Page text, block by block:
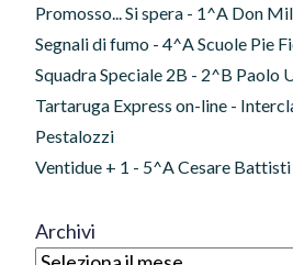
Promosso... Si spera - 1^A Don
Segnali di fumo - 4^A Scuole Pie
Squadra Speciale 2B - 2^B Paolo
Tartaruga Express on-line -
Pestalozzi
Ventidue + 1 - 5^A Cesare Battisti
Archivi